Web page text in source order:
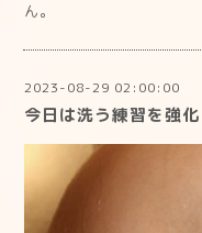
ん。
2023-08-29 02:00:00
今日は洗う練習を強化